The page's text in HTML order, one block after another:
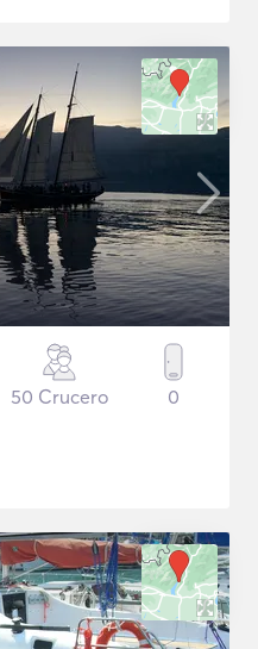
50 Crucero 0